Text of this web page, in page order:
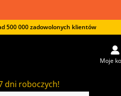
500 000 zadowolonych klientów
Moje